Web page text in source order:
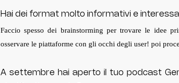
Hai dei format molto informativi e
Faccio spesso dei brainstorming per trovare le idee
osservare le piattaforme con gli occhi degli user! poi
A settembre hai aperto il tuo podcast